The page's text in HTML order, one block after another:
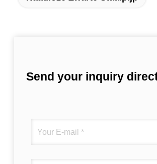
Send your inquiry